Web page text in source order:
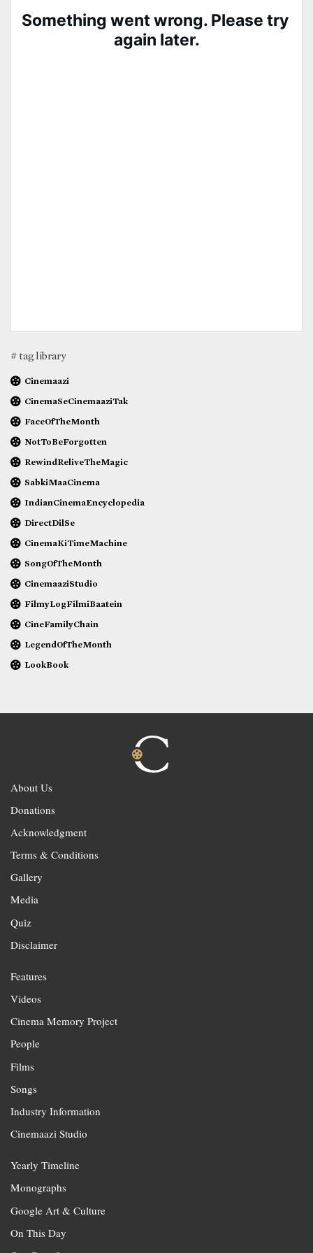
# tag library
Cinemaazi
CinemaSeCinemaaziTak
FaceOfTheMonth
NotToBeForgotten
RewindReliveTheMagic
SabkiMaaCinema
IndianCinemaEncyclopedia
DirectDilSe
CinemaKiTimeMachine
SongOfTheMonth
CinemaaziStudio
FilmyLogFilmiBaatein
CineFamilyChain
LegendOfTheMonth
LookBook
About Us
Donations
Acknowledgment
Terms & Conditions
Gallery
Media
Quiz
Disclaimer
Features
Videos
Cinema Memory Project
People
Films
Songs
Industry Information
Cinemaazi Studio
Yearly Timeline
Monographs
Google Art & Culture
On This Day